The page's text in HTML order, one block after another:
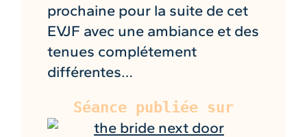
prochaine pour la suite de cet
EVJF avec une ambiance et des
tenues complétement
différentes…